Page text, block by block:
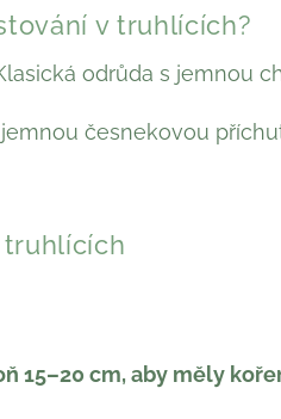
v truhlících?
odrůda s jemnou
česnekovou
truhlících
15–20 cm, aby měly